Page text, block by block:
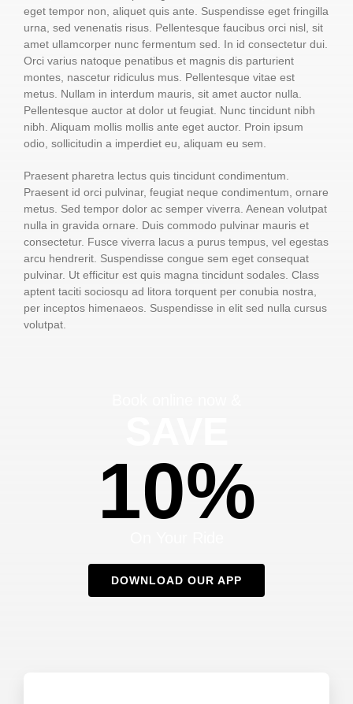
eget tempor non, aliquet quis ante. Suspendisse eget fringilla
urna, sed venenatis risus. Pellentesque faucibus orci nisl, sit
amet ullamcorper nunc fermentum sed. In id consectetur dui.
Orci varius natoque penatibus et magnis dis parturient
montes, nascetur ridiculus mus. Pellentesque vitae est
metus. Nullam in interdum mauris, sit amet auctor nulla.
Pellentesque auctor at dolor ut feugiat. Nunc tincidunt nibh
nibh. Aliquam mollis mollis ante eget auctor. Proin ipsum
odio, sollicitudin a imperdiet eu, aliquam eu sem.
Praesent pharetra lectus quis tincidunt condimentum.
Praesent id orci pulvinar, feugiat neque condimentum, ornare
metus. Sed tempor dolor ac semper viverra. Aenean volutpat
nulla in gravida ornare. Duis commodo pulvinar mauris et
consectetur. Fusce viverra lacus a purus tempus, vel egestas
arcu hendrerit. Suspendisse congue sem eget consequat
pulvinar. Ut efficitur est quis magna tincidunt sodales. Class
aptent taciti sociosqu ad litora torquent per conubia nostra,
per inceptos himenaeos. Suspendisse in elit sed nulla cursus
volutpat.
10%
DOWNLOAD OUR APP